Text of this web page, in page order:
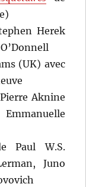
Herek
(UK) avec
Aknine
Paul W.S.
Juno